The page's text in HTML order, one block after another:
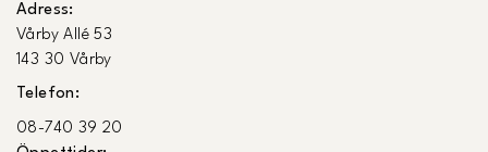
Adress:
Vårby Allé 53
143 30 Vårby
Telefon:
08-740 39 20